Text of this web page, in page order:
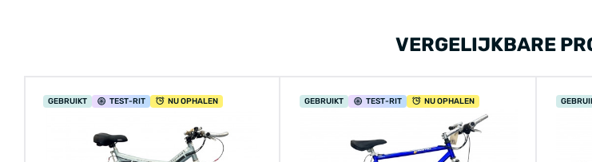
VERGELIJKBARE
GEBRUIKT TEST-RIT NU OPHALEN GEBRUIKT TEST-RIT NU OPHALEN